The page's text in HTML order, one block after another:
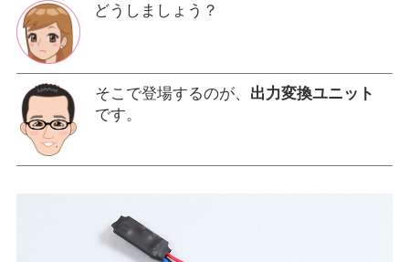
どうしましょう？
そこで登場するのが、 出力変換ユニット
です。